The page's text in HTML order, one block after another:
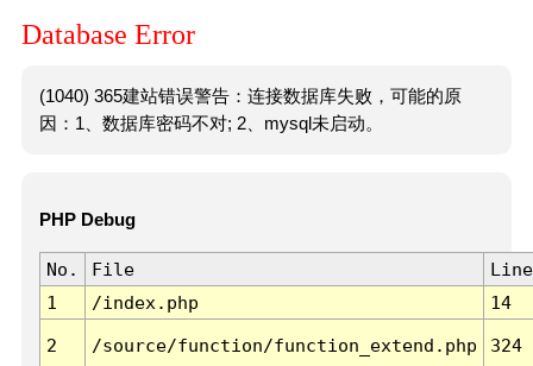
Database Error
(1040) 365建站错误警告：连接数据库失败，可能的原
因：1、数据库密码不对; 2、mysql未启动。
PHP Debug
No. File
Line
1
/index.php 14
2 /source/function/function_extend.php 324